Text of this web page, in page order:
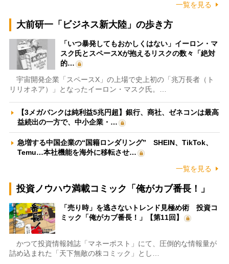
一覧を見る
大前研一「ビジネス新大陸」の歩き方
「いつ暴発してもおかしくはない」イーロン・マ
スク氏とスペースXが抱えるリスクの数々「絶対
的…
宇宙開発企業「スペースX」の上場で史上初の「兆万長者（ト
リリオネア）」となったイーロン・マスク氏。…
【3メガバンクは純利益5兆円超】銀行、商社、ゼネコンは最高
益続出の一方で、中小企業・…
急増する中国企業の“国籍ロンダリング” SHEIN、TikTok、
Temu…本社機能を海外に移転させ…
一覧を見る
投資ノウハウ満載コミック「俺がカブ番長！」
「売り時」を逃さないトレンド見極め術 投資コ
ミック「俺がカブ番長！」【第11回】
かつて投資情報雑誌「マネーポスト」にて、圧倒的な情報量が
詰め込まれた「天下無敵の株コミック」とし…